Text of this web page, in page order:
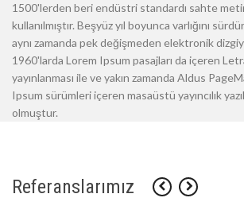
1500'lerden beri endüstri standardı sahte
kullanılmıştır. Beşyüz yıl boyunca varlığını
aynı zamanda pek değişmeden elektronik
1960'larda Lorem Ipsum pasajları da içeren
yayınlanması ile ve yakın zamanda Aldus
Ipsum sürümleri içeren masaüstü yayıncılık
olmuştur.
Referanslarımız